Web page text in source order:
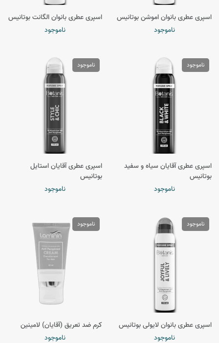
اسپری عطری بانوان اموشن بوتانیس
ناموجود
اسپری عطری بانوان الگانت بوتانیس
ناموجود
ناموجود
اسپری عطری آقایان سیاه و سفید
بوتانیس
ناموجود
ناموجود
اسپری عطری آقایان استایل
بوتانیس
ناموجود
ناموجود
اسپری عطری بانوان لایولی بوتانیس
ناموجود
ناموجود
کرم ضد تعریق (آقایان) لامینین
ناموجود